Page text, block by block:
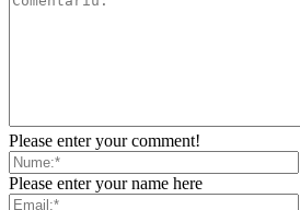
Please enter your comment!
Please enter your name here